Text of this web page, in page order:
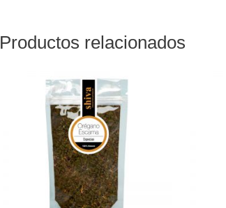
Productos relacionados